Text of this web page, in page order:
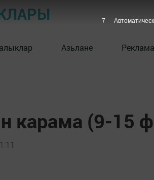
Азьлане Реклама
карама (9-15
6